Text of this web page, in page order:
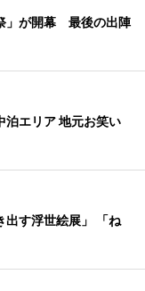
」が開幕 最後の出陣
泊エリア 地元お笑い
出す浮世絵展」 「ね